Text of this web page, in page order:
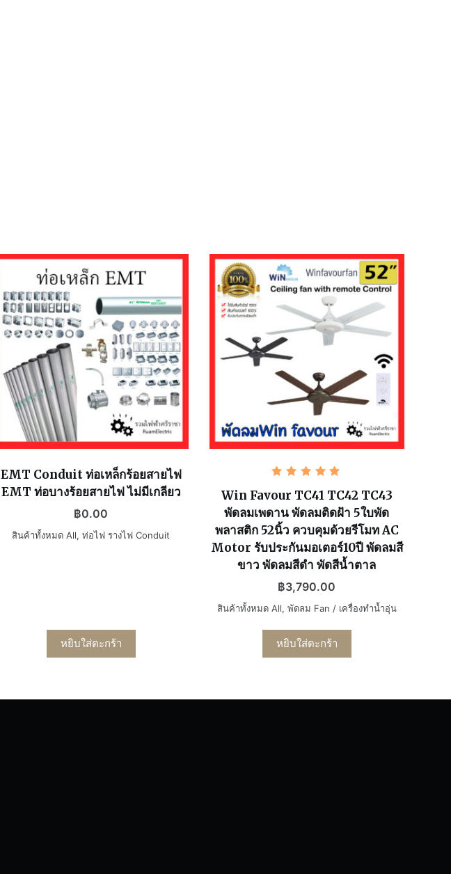
EMT Conduit ท่อเหล็กร้อยสายไฟ
EMT ท่อบางร้อยสายไฟ ไม่มีเกลียว
฿0.00
สินค้าทั้งหมด All,ท่อไฟ รางไฟ Conduit
หยิบใส่ตะกร้า
คะแนน
5.00
ตั้งแต่ 1-
5 คะแนน
Win Favour TC41 TC42 TC43
พัดลมเพดาน พัดลมติดฝ้า 5ใบพัด
พลาสติก 52นิ้ว ควบคุมด้วยรีโมท AC
Motor รับประกันมอเตอร์10ปี พัดลมสี
ขาว พัดลมสีดำ พัดสีน้ำตาล
฿3,790.00
สินค้าทั้งหมด All, พัดลม Fan / เครื่องทำน้ำอุ่น
หยิบใส่ตะกร้า